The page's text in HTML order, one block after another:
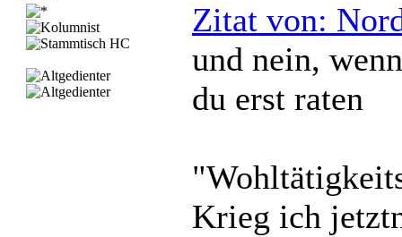
Zitat von:
und nein,
du erst raten
Krieg ich